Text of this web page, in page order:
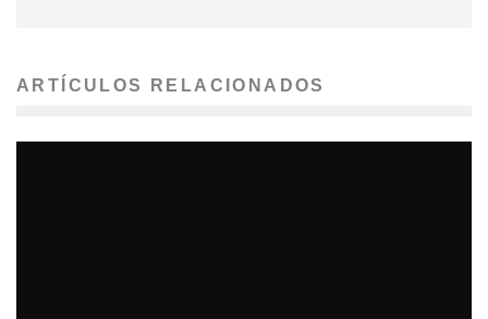
ARTÍCULOS RELACIONADOS